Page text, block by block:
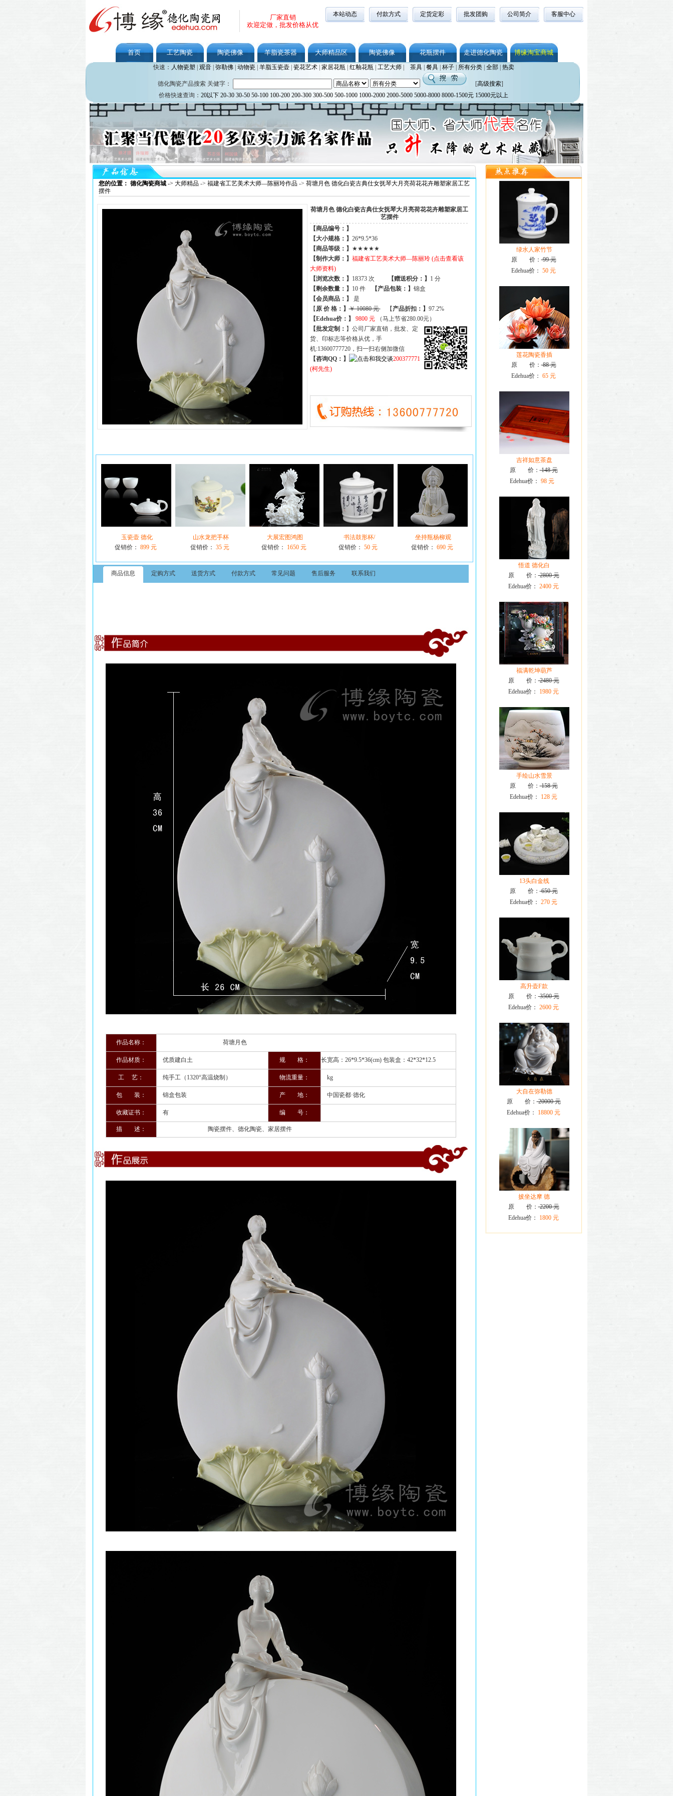
厂家直销
欢迎定做，批发价格从优
本站动态 付款方式 定货定彩 批发团购 公司简介 客服中心
首页 工艺陶瓷 陶瓷佛像 羊脂瓷茶器 大师精品区 陶瓷佛像 花瓶摆件 走进德化陶瓷 博缘淘宝商城
快速： 人物瓷塑 观音| 弥勒佛| 动物瓷| 羊脂玉瓷壶| 瓷花艺术| 家居花瓶| 红釉花瓶| 工艺大师| 茶具| 餐具| 杯子| 所有分类| 全部| 热卖
德化陶瓷产品搜索 关健字： [高级搜索]
价格快速查询： 20以下 20-30 30-50 50-100 100-200 200-300 300-500 500-1000 1000-2000 2000-5000 5000-8000 8000-1500元 15000元以上
您的位置： 德化陶瓷商城 -> 大师精品 -> 福建省工艺美术大师—陈丽玲作品 -> 荷塘月色 德化白瓷古典仕女抚琴大月亮荷花花卉雕塑家居工艺
摆件
荷塘月色 德化白瓷古典仕女抚琴大月亮荷花花卉雕塑家居工
艺摆件
【商品编号：】
【大小规格：】 26*9.5*36
【商品等级：】
★★★★★
【制作大师：】 福建省工艺美术大师—陈丽玲 (点击查看该
大师资料)
【浏览次数：】 18373 次 【赠送积分：】
1 分
【剩余数量：】 10 件【产品包装：】 锦盒
【会员商品： 】
是
【 原 价 格： 】￥ 10080 元【 产品折扣： 】 97.2%
【Edehua价：】
9800 元
（马上节省280.00元）
【批发定制： 】公司厂家直销，批发、定
货、印标志等价格从优，手
机:13600777720，扫一扫右侧加微信
【咨询QQ：】
200377771
(柯先生)
玉瓷壶 德化
促销价： 899 元
山水龙把手杯
促销价： 35 元
大展宏图鸿图
促销价：
1650 元
书法鼓形杯/
促销价： 50 元
坐持瓶杨柳观
促销价： 690 元
商品信息 定购方式 送货方式 付款方式 常见问题 售后服务 联系我们
作品名称： 荷塘月色
作品材质： 优质建白土 规 格： 长宽高：26*9.5*36(cm) 包装盒：42*32*12.5
工 艺： 纯手工（1320°高温烧制） 物流重量： kg
包 装： 锦盒包装 产 地： 中国瓷都·德化
收藏证书： 有 编 号：
描 述： 陶瓷摆件、德化陶瓷、家居摆件
绿水人家竹节
原 价：99 元
Edehua价： 50 元
莲花陶瓷香插
原 价：88 元
Edehua价： 65 元
吉祥如意茶盘
原 价：148 元
Edehua价： 98 元
悟道 德化白
原 价：2800 元
Edehua价： 2400 元
福满乾坤葫芦
原 价：2480 元
Edehua价：
1980 元
手绘山水雪景
原 价：158 元
Edehua价：
128 元
13头白金线
原 价：650 元
Edehua价： 270 元
高升壶F款
原 价：3500 元
Edehua价： 2600 元
大自在弥勒德
原 价：20000 元
Edehua价：
18800 元
披坐达摩 德
原 价：2200 元
Edehua价：
1800 元